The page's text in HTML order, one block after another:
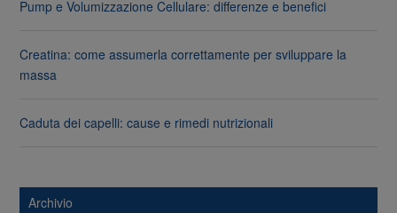
Pump e Volumizzazione Cellulare: differenze e benefici
Creatina: come assumerla correttamente per sviluppare la
massa
Caduta dei capelli: cause e rimedi nutrizionali
Archivio